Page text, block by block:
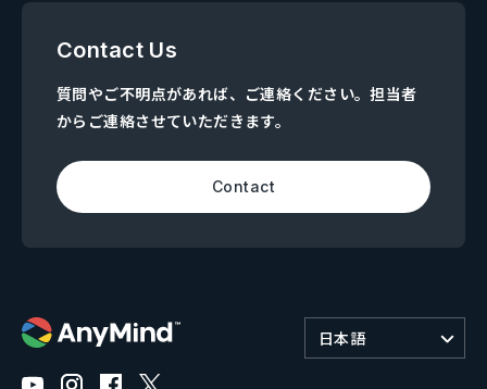
Contact Us
質問やご不明点があれば、ご連絡ください。担当者
からご連絡させていただきます。
Contact
日本語